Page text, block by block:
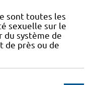
sont toutes les
sexuelle sur le
du système de
de près ou de